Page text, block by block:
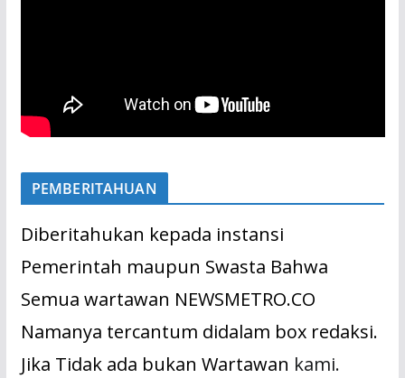
PEMBERITAHUAN
Diberitahukan kepada instansi
Pemerintah maupun Swasta Bahwa
Semua wartawan NEWSMETRO.CO
Namanya tercantum didalam box redaksi.
Jika Tidak ada bukan Wartawan kami.